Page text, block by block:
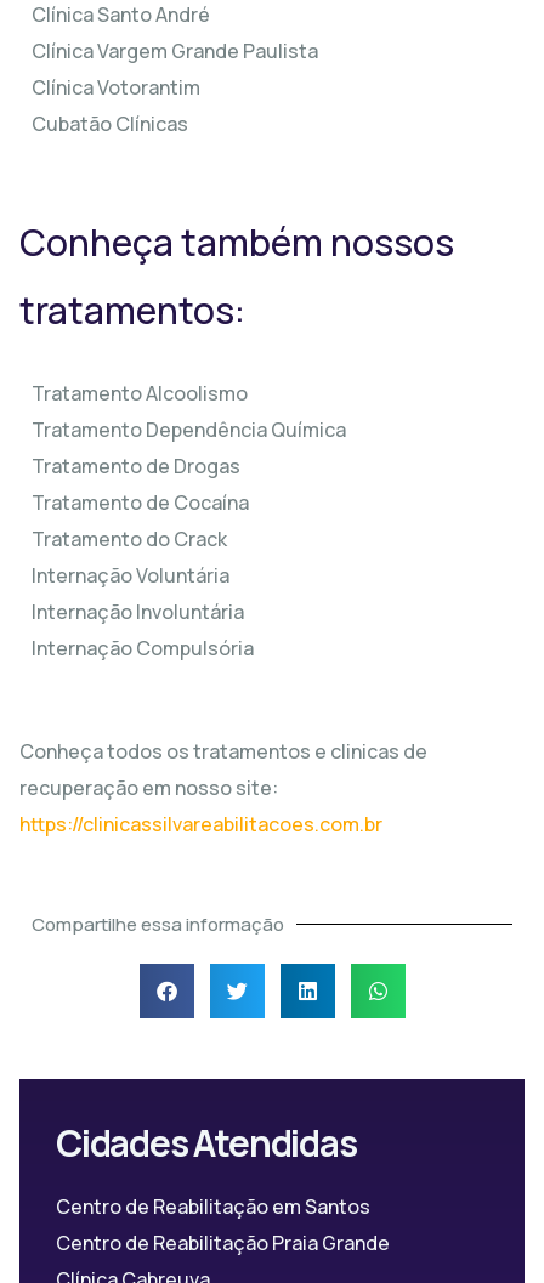
Clínica Santo André
Clínica Vargem Grande Paulista
Clínica Votorantim
Cubatão Clínicas
Conheça também nossos
tratamentos:
Tratamento Alcoolismo
Tratamento Dependência Química
Tratamento de Drogas
Tratamento de Cocaína
Tratamento do Crack
Internação Voluntária
Internação Involuntária
Internação Compulsória
Conheça todos os tratamentos e clinicas de
recuperação em nosso site:
https://clinicassilvareabilitacoes.com.br
Compartilhe essa informação
Cidades Atendidas
Centro de Reabilitação em Santos
Centro de Reabilitação Praia Grande